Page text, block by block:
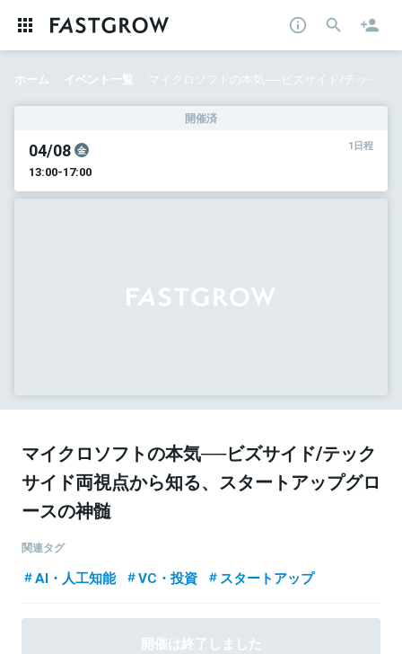
ホーム イベント一覧 マイクロソフトの本気──ビズサイド/テックサイド両視点から知る、スタートアップグロースの神髄
開催済
04/08 金
13:00-17:00
1日程
マイクロソフトの本気──ビズサイド/テック
サイド両視点から知る、スタートアップグロ
ースの神髄
関連タグ
AI・人工知能 VC・投資 スタートアップ
開催は終了しました